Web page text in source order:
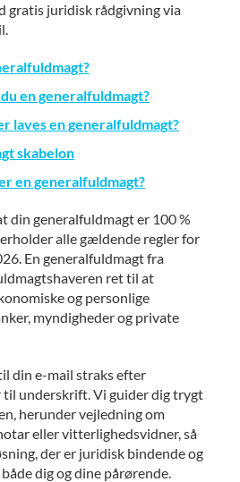
gratis juridisk rådgivning via
en generalfuldmagt?
laves en generalfuldmagt?
skabelon
en generalfuldmagt?
din generalfuldmagt er 100 %
alle gældende regler for
En generalfuldmagt fra
ret til at
og personlige
myndigheder og private
din e-mail straks efter
til underskrift. Vi guider dig trygt
herunder vejledning om
eller vitterlighedsvidner, så
der er juridisk bindende og
dig og dine pårørende.